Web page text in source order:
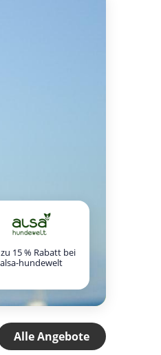
15 % Rabatt bei
alsa-hundewelt
Alle Angebote